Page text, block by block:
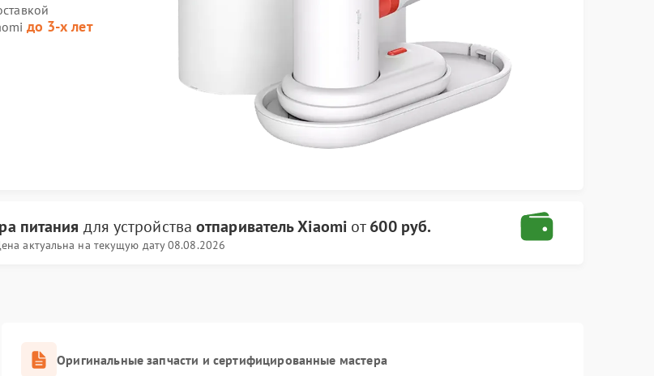
до 3-х лет
питания для устройстваотпариватель Xiaomiот600 руб.
актуальна на текущую дату 08.08.2026
Оригинальные запчасти и сертифицированные мастера